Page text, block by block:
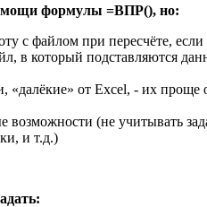
формулы =ВПР(), но:
с файлом при пересчёте,
в который подставляются
«далёкие» от Excel, - их
(не учитывать
и т.д.)